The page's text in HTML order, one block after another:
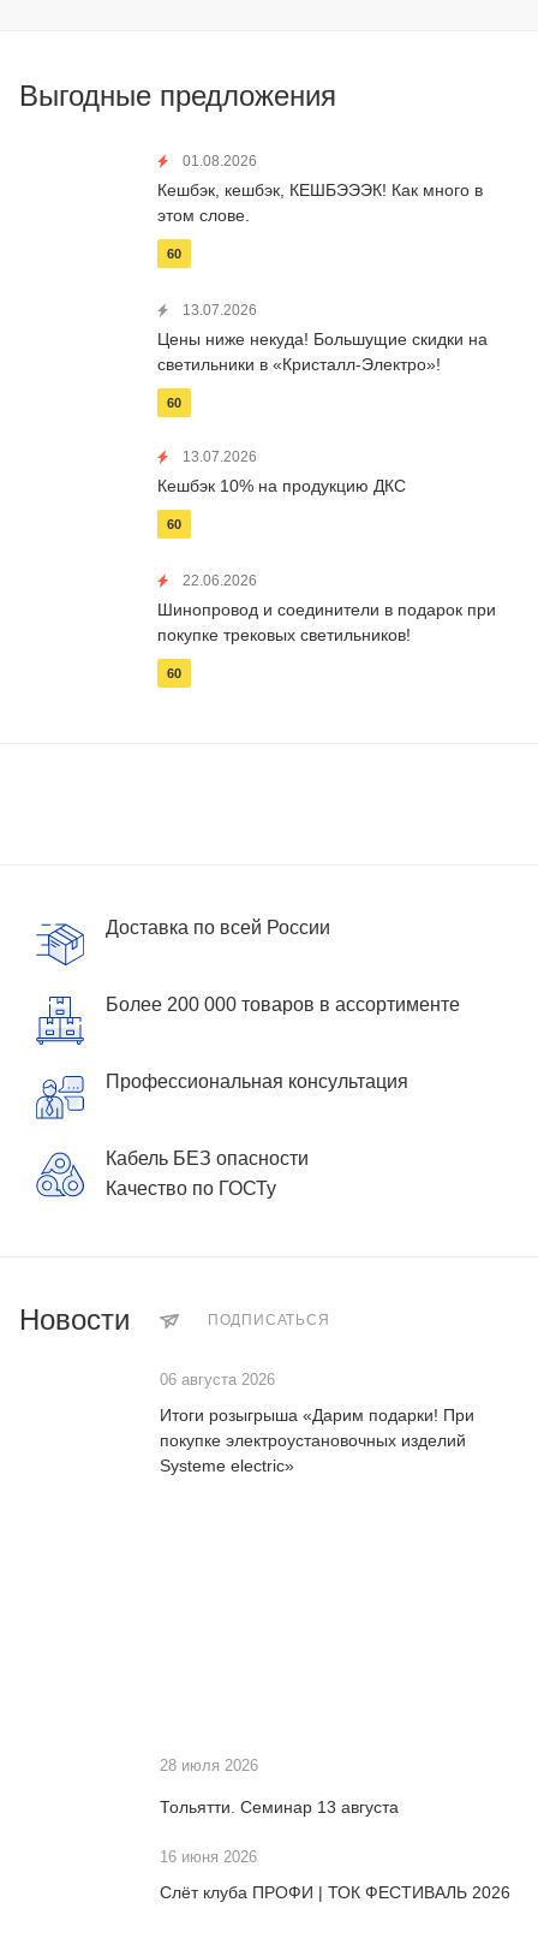
Выгодные предложения
01.08.2026
Кешбэк, кешбэк, КЕШБЭЭЭК! Как много в
этом слове.
60
13.07.2026
Цены ниже некуда! Большущие скидки на
светильники в «Кристалл-Электро»!
60
13.07.2026
Кешбэк 10% на продукцию ДКС
60
22.06.2026
Шинопровод и соединители в подарок при
покупке трековых светильников!
60
Доставка по всей России
Более 200 000 товаров в ассортименте
Профессиональная консультация
Кабель БЕЗ опасности
Качество по ГОСТу
Новости ПОДПИСАТЬСЯ
06 августа 2026
Итоги розыгрыша «Дарим подарки! При
покупке электроустановочных изделий
Systeme electric»
28 июля 2026
Тольятти. Семинар 13 августа
16 июня 2026
Слёт клуба ПРОФИ | ТОК ФЕСТИВАЛЬ 2026